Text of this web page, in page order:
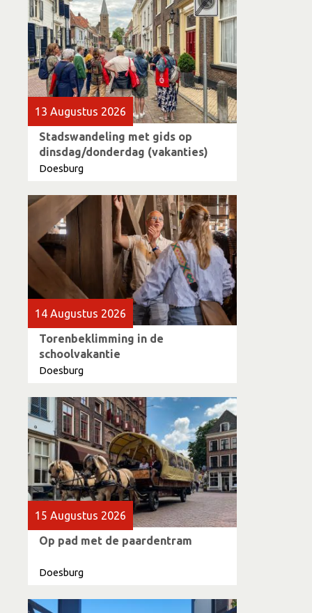
13 Augustus 2026
Stadswandeling met gids op
dinsdag/donderdag (vakanties)
Doesburg
14 Augustus 2026
Torenbeklimming in de
schoolvakantie
Doesburg
15 Augustus 2026
Op pad met de paardentram
Doesburg